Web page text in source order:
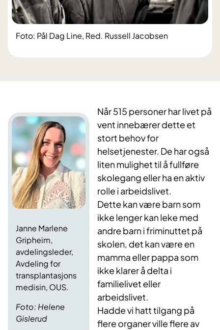
Foto: Pål Dag Line, Red. Russell Jacobsen
Foto: Helene
Gislerud
Janne Marlene
Gripheim,
avdelingsleder,
Avdeling for
transplantasjons
medisin, OUS.
Når 515 personer har livet på
vent innebærer dette et
stort behov for
helsetjenester. De har også
liten mulighet til å fullføre
skolegang eller ha en aktiv
rolle i arbeidslivet.
Dette kan være barn som
ikke lenger kan leke med
andre barn i friminuttet på
skolen, det kan være en
mamma eller pappa som
ikke klarer å delta i
familielivet eller
arbeidslivet.
Hadde vi hatt tilgang på
flere organer ville flere av